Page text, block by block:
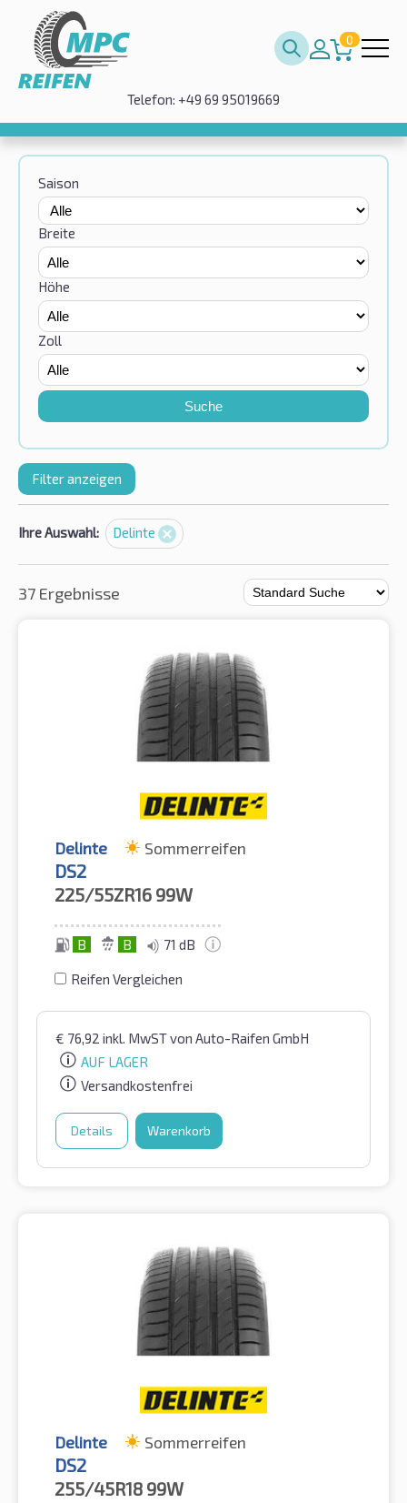
0
Telefon: +49 69 95019669
Saison
Breite
Höhe
Zoll
Suche
Filter anzeigen
Ihre Auswahl: Delinte
37 Ergebnisse
Delinte Sommerreifen
DS2
225/55ZR16 99W
B B 71 dB
Reifen Vergleichen
€ 76,92 inkl. MwSTvon Auto-Raifen GmbH
AUF LAGER
Versandkostenfrei
Details Warenkorb
Delinte Sommerreifen
DS2
255/45R18 99W